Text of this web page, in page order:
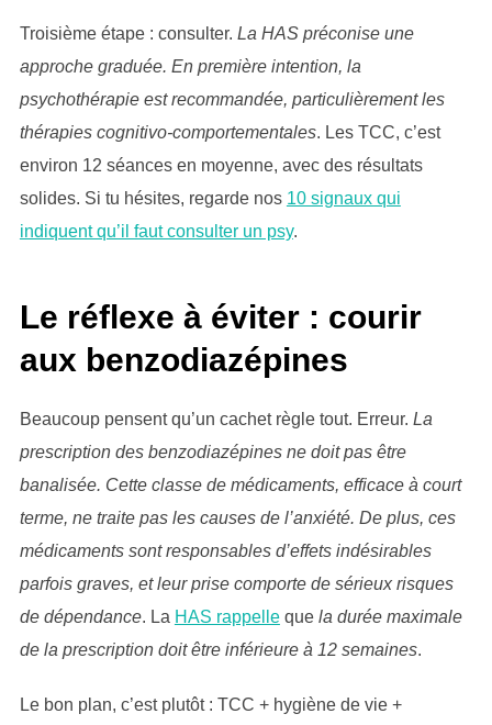
Troisième étape : consulter. La HAS préconise une
approche graduée. En première intention, la
psychothérapie est recommandée, particulièrement les
thérapies cognitivo-comportementales. Les TCC, c’est
environ 12 séances en moyenne, avec des résultats
solides. Si tu hésites, regarde nos 10 signaux qui
indiquent qu’il faut consulter un psy.
Le réflexe à éviter : courir
aux benzodiazépines
Beaucoup pensent qu’un cachet règle tout. Erreur. La
prescription des benzodiazépines ne doit pas être
banalisée. Cette classe de médicaments, efficace à court
terme, ne traite pas les causes de l’anxiété. De plus, ces
médicaments sont responsables d’effets indésirables
parfois graves, et leur prise comporte de sérieux risques
de dépendance. La HAS rappelleque la durée maximale
de la prescription doit être inférieure à 12 semaines.
Le bon plan, c’est plutôt : TCC + hygiène de vie +